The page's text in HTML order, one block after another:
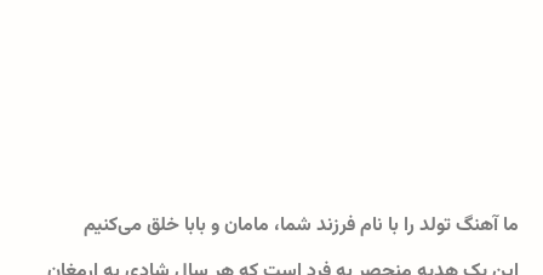
ما آهنگ تولد را با نام فرزند شما، مامان و بابا خلق می‌کنیم